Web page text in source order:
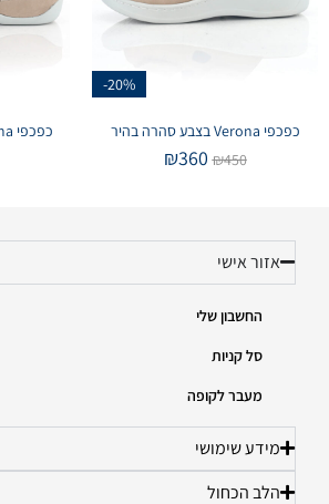
-20%
כפכפי Verona בצבע סהרה בהיר
₪450
₪360
כפכפי Parma בטאופ משולב נחש
אזור אישי
החשבון שלי
סל קניות
מעבר לקופה
מידע שימושי
הלב הכחול